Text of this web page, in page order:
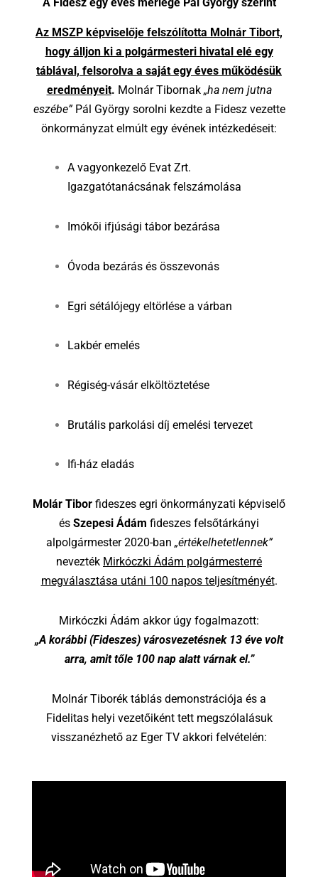
Az MSZP képviselője felszólította Molnár Tibort,
hogy álljon ki a polgármesteri hivatal elé egy
táblával, felsorolva a saját egy éves működésük
eredményeit. Molnár Tibornak „ha nem jutna
eszébe” Pál György sorolni kezdte a Fidesz vezette
önkormányzat elmúlt egy évének intézkedéseit:
A vagyonkezelő Evat Zrt.
Igazgatótanácsának felszámolása
Imókői ifjúsági tábor bezárása
Óvoda bezárás és összevonás
Egri sétálójegy eltörlése a várban
Lakbér emelés
Régiség-vásár elköltöztetése
Brutális parkolási díj emelési tervezet
Ifi-ház eladás
Molár Tibor fideszes egri önkormányzati képviselő
és Szepesi Ádám fideszes felsőtárkányi
alpolgármester 2020-ban „értékelhetetlennek”
nevezték Mirkóczki Ádám polgármesterré
megválasztása utáni 100 napos teljesítményét.
Mirkóczki Ádám akkor úgy fogalmazott:
„A korábbi (Fideszes) városvezetésnek 13 éve volt
arra, amit tőle 100 nap alatt várnak el.”
Molnár Tiborék táblás demonstrációja és a
Fidelitas helyi vezetőiként tett megszólalásuk
visszanézhető az Eger TV akkori felvételén: